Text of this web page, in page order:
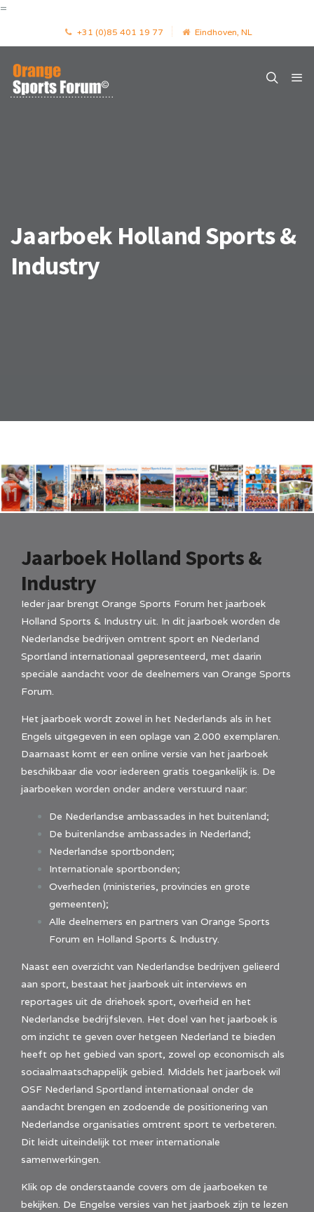
=
+31 (0)85 401 19 77 Eindhoven, NL
Jaarboek Holland Sports &
Industry
Jaarboek Holland Sports &
Industry
Ieder jaar brengt Orange Sports Forum het jaarboek
Holland Sports & Industry uit. In dit jaarboek worden de
Nederlandse bedrijven omtrent sport en Nederland
Sportland internationaal gepresenteerd, met daarin
speciale aandacht voor de deelnemers van Orange Sports
Forum.
Het jaarboek wordt zowel in het Nederlands als in het
Engels uitgegeven in een oplage van 2.000 exemplaren.
Daarnaast komt er een online versie van het jaarboek
beschikbaar die voor iedereen gratis toegankelijk is. De
jaarboeken worden onder andere verstuurd naar:
De Nederlandse ambassades in het buitenland;
De buitenlandse ambassades in Nederland;
Nederlandse sportbonden;
Internationale sportbonden;
Overheden (ministeries, provincies en grote
gemeenten);
Alle deelnemers en partners van Orange Sports
Forum en Holland Sports & Industry.
Naast een overzicht van Nederlandse bedrijven gelieerd
aan sport, bestaat het jaarboek uit interviews en
reportages uit de driehoek sport, overheid en het
Nederlandse bedrijfsleven. Het doel van het jaarboek is
om inzicht te geven over hetgeen Nederland te bieden
heeft op het gebied van sport, zowel op economisch als
sociaalmaatschappelijk gebied. Middels het jaarboek wil
OSF Nederland Sportland internationaal onder de
aandacht brengen en zodoende de positionering van
Nederlandse organisaties omtrent sport te verbeteren.
Dit leidt uiteindelijk tot meer internationale
samenwerkingen.
Klik op de onderstaande covers om de jaarboeken te
bekijken. De Engelse versies van het jaarboek zijn te lezen